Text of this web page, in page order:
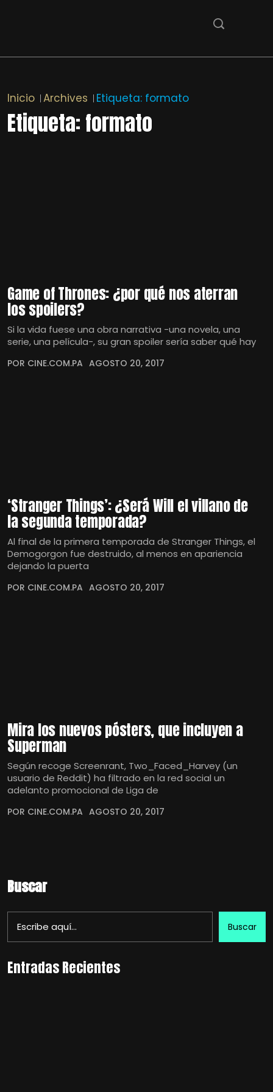
Inicio Archives Etiqueta: formato
Etiqueta:formato
Game of Thrones: ¿por qué nos aterran
los spoilers?
Si la vida fuese una obra narrativa -una novela, una
serie, una película-, su gran spoiler sería saber qué hay
POR CINE.COM.PA AGOSTO 20, 2017
‘Stranger Things’: ¿Será Will el villano de
la segunda temporada?
Al final de la primera temporada de Stranger Things, el
Demogorgon fue destruido, al menos en apariencia
dejando la puerta
POR CINE.COM.PA AGOSTO 20, 2017
Mira los nuevos pósters, que incluyen a
Superman
Según recoge Screenrant, Two_Faced_Harvey (un
usuario de Reddit) ha filtrado en la red social un
adelanto promocional de Liga de
POR CINE.COM.PA AGOSTO 20, 2017
Buscar
Buscar
Entradas Recientes